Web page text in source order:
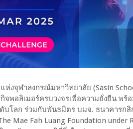
งจุฬาลงกรณ์มหาวิทยาลัย (Sasin
กิจพอลิเมอร์ครบวงจรเพื่อความยั่งยืน พ
บโลก ร่วมกับพันธมิตร บมจ. ธนาคารกสิ
Mae Fah Luang Foundation under